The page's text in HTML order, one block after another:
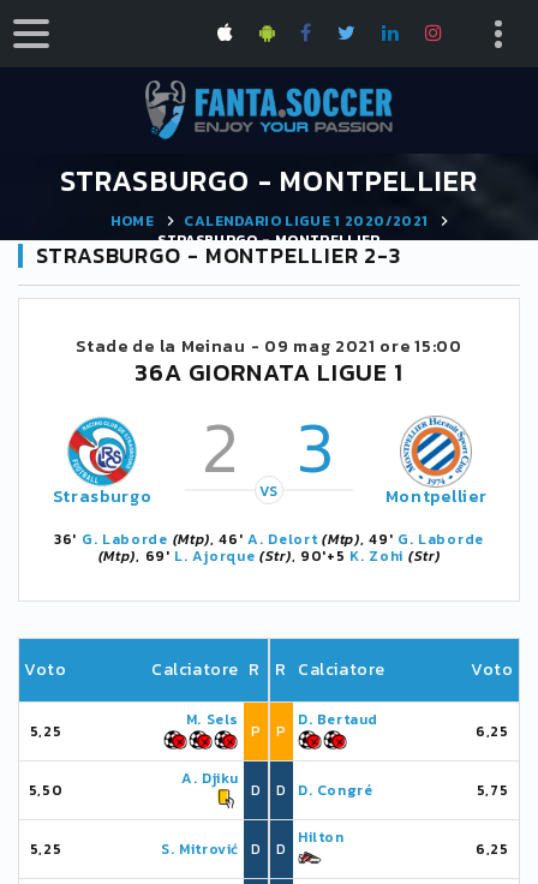
STRASBURGO - MONTPELLIER
HOME
CALENDARIO LIGUE 1 2020/2021
STRASBURGO - MONTPELLIER
STRASBURGO - MONTPELLIER 2-3
Stade de la Meinau - 09 mag 2021 ore 15:00
36A GIORNATA LIGUE 1
Strasburgo 2 3
VS Montpellier
36' G. Laborde (Mtp), 46'A. Delort (Mtp), 49' G. Laborde
(Mtp), 69' L. Ajorque (Str), 90'+5 K. Zohi (Str)
Voto Calciatore R
5,25
M. Sels
P
5,50
A. Djiku
D
5,25 S. Mitrović D
R Calciatore Voto
P
D. Bertaud
6,25
D D. Congré 5,75
D
Hilton
6,25